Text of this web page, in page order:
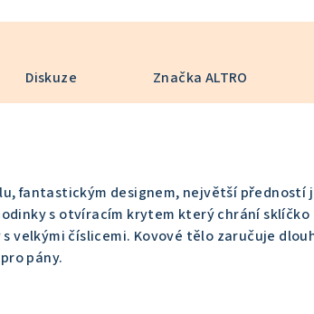
Diskuze Značka ALTRO
fantastickým designem, největší předností
s otvíracím krytem který chrání sklíčko
velkými číslicemi. Kovové tělo zaručuje
pány.